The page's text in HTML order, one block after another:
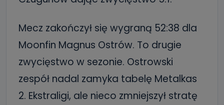
Mecz zakończył się wygraną 52:38 dla
Moonfin Magnus Ostrów. To drugie
zwycięstwo w sezonie. Ostrowski
zespół nadal zamyka tabelę Metalkas
2. Ekstraligi, ale nieco zmniejszył stratę